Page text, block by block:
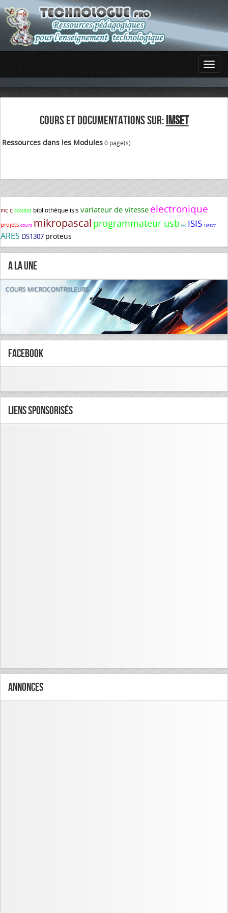
COURS ET DOCUMENTATIONS SUR: IMSET
Ressources dans les Modules0 page(s)
PIC C PCF8583 bibliothèque isis variateur de vitesse electronique
projets cours mikropascal programmateur usb PIC ISIS 16F877
ARES DS1307 proteus
A la Une
COURS MICROCONTRôLEURS
FaceBook
Liens Sponsorisés
Annonces